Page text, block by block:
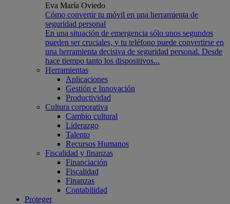
Eva María Oviedo
Cómo convertir tu móvil en una herramienta de
seguridad personal
En una situación de emergencia sólo unos segundos
pueden ser cruciales, y tu teléfono puede convertirse en
una herramienta decisiva de seguridad personal. Desde
hace tiempo tanto los dispositivos...
Herramientas
Aplicaciones
Gestión e Innovación
Productividad
Cultura corporativa
Cambio cultural
Liderazgo
Talento
Recursos Humanos
Fiscalidad y finanzas
Financiación
Fiscalidad
Finanzas
Contabilidad
Proteger